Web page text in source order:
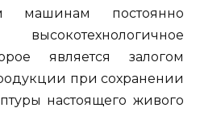
машинам постоянно
является залогом
при сохранении
настоящего живого